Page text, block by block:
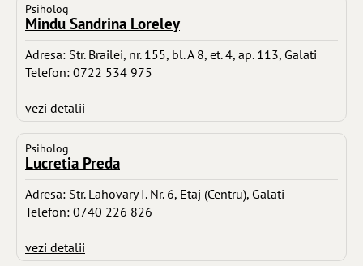
Psiholog
Mindu Sandrina Loreley
Adresa: Str. Brailei, nr. 155, bl. A 8, et. 4, ap. 113, Galati
Telefon: 0722 534 975
vezi detalii
Psiholog
Lucretia Preda
Adresa: Str. Lahovary I. Nr. 6, Etaj (Centru), Galati
Telefon: 0740 226 826
vezi detalii